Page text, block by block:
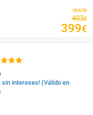
desde
403€
399€
sin intereses! (Válido en